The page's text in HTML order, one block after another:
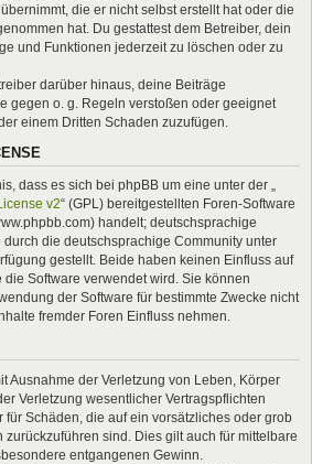
die er nicht selbst erstellt hat oder die
hat. Du gestattest dem Betreiber, dein
und Funktionen jederzeit zu löschen oder zu
darüber hinaus, deine Beiträge
gegen o. g. Regeln verstoßen oder geeignet
einem Dritten Schaden zuzufügen.
dass es sich bei phpBB um eine unter der „
v2“ (GPL) bereitgestellten Foren-Software
handelt; deutschsprachige
durch die deutschsprachige Community unter
gestellt. Beide haben keinen Einfluss auf
die Software verwendet wird. Sie können
der Software für bestimmte Zwecke nicht
fremder Foren Einfluss nehmen.
Ausnahme der Verletzung von Leben, Körper
Verletzung wesentlicher Vertragspflichten
für Schäden, die auf ein vorsätzliches oder grob
zurückzuführen sind. Dies gilt auch für mittelbare
entgangenen Gewinn.